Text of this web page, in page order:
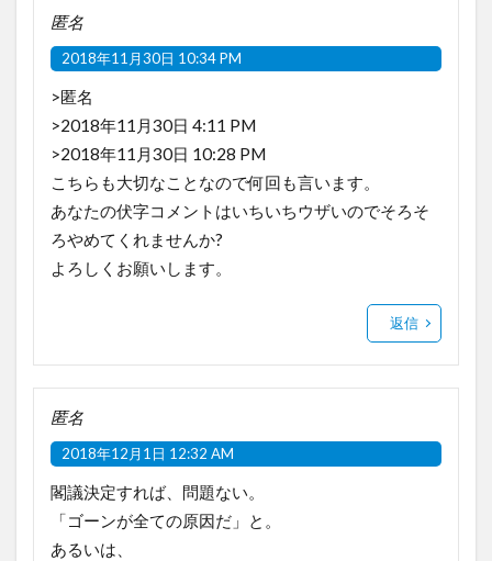
匿名
2018年11月30日 10:34 PM
>匿名
>2018年11月30日 4:11 PM
>2018年11月30日 10:28 PM
こちらも大切なことなので何回も言います。
あなたの伏字コメントはいちいちウザいのでそろそ
ろやめてくれませんか?
よろしくお願いします。
返信
匿名
2018年12月1日 12:32 AM
閣議決定すれば、問題ない。
「ゴーンが全ての原因だ」と。
あるいは、